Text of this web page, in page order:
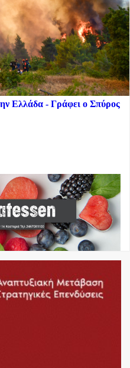
Ελλάδα - Γράφει ο Σπύρος